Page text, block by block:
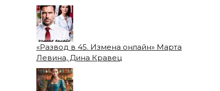
«Развод в 45. Измена онлайн» Марта
Левина, Дина Кравец